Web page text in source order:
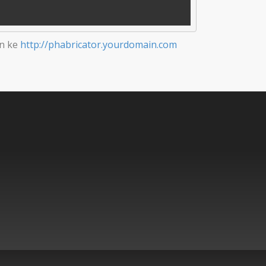
ke http://phabricator.yourdomain.com